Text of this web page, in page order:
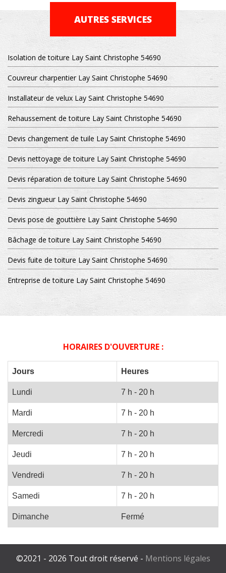
AUTRES SERVICES
Isolation de toiture Lay Saint Christophe 54690
Couvreur charpentier Lay Saint Christophe 54690
Installateur de velux Lay Saint Christophe 54690
Rehaussement de toiture Lay Saint Christophe 54690
Devis changement de tuile Lay Saint Christophe 54690
Devis nettoyage de toiture Lay Saint Christophe 54690
Devis réparation de toiture Lay Saint Christophe 54690
Devis zingueur Lay Saint Christophe 54690
Devis pose de gouttière Lay Saint Christophe 54690
Bâchage de toiture Lay Saint Christophe 54690
Devis fuite de toiture Lay Saint Christophe 54690
Entreprise de toiture Lay Saint Christophe 54690
HORAIRES D'OUVERTURE :
Jours Heures
Lundi 7 h - 20 h
Mardi 7 h - 20 h
Mercredi 7 h - 20 h
Jeudi 7 h - 20 h
Vendredi 7 h - 20 h
Samedi 7 h - 20 h
Dimanche Fermé
©2021 - 2026 Tout droit réservé - Mentions légales